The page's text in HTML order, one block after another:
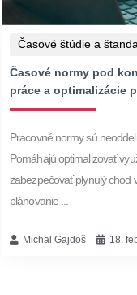
Časové štúdie a
Časové normy pod
práce a optimalizácie
Pracovné normy sú
Pomáhajú optimalizovať
zabezpečovať plynulý chod
plánovanie ...
Michal Gajdoš 18.